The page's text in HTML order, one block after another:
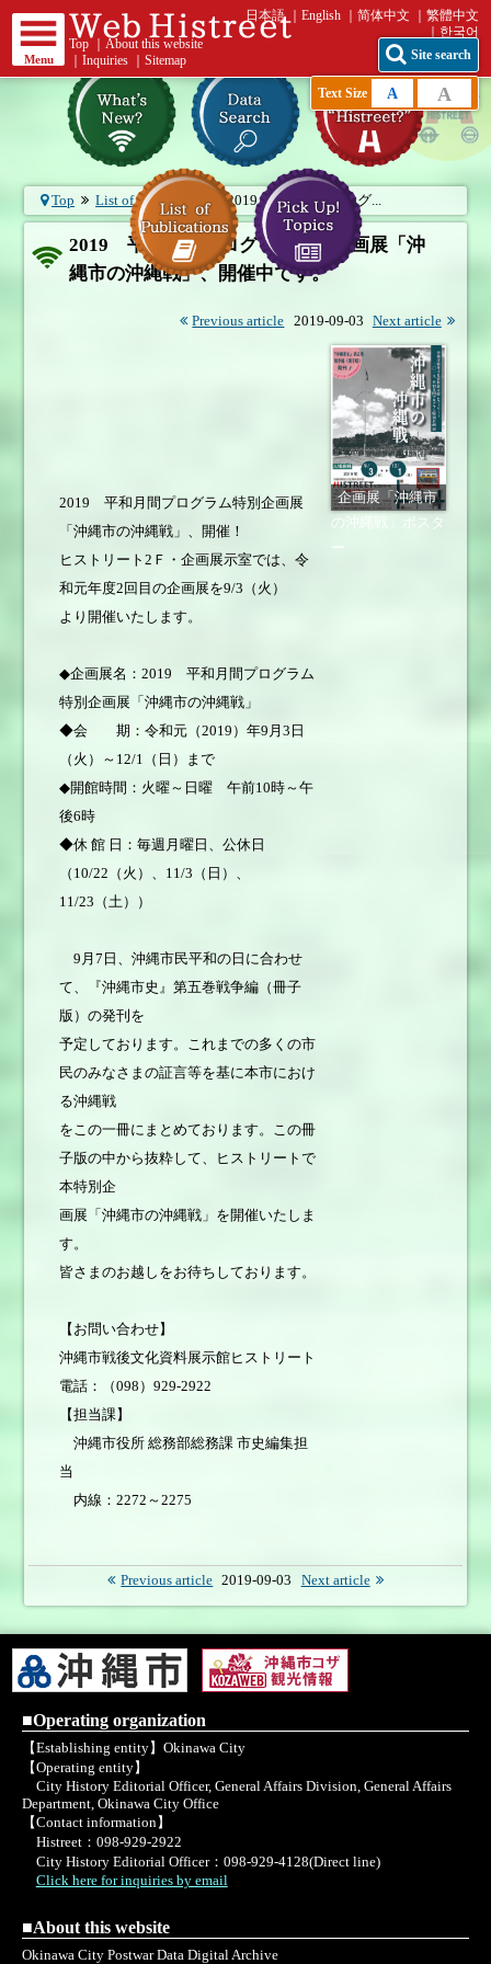
Menu
Top ｜About this website
｜Inquiries ｜Sitemap
日本語 English 简体中文
繁體中文
한국어
Site search
Text Size A A
Top List of What's New 2019 平和月間プログ...
2019 平和月間プログラム特別企画展「沖
縄市の沖縄戦」、開催中です。
Previous article 2019-09-03 Next article
企画展「沖縄市
の沖縄戦」ポスタ
2019 平和月間プログラム特別企画展
「沖縄市の沖縄戦」、開催！
ヒストリート2Ｆ・企画展示室では、令
和元年度2回目の企画展を9/3（火）
より開催いたします。
◆企画展名：2019 平和月間プログラム
特別企画展「沖縄市の沖縄戦」
◆会 期：令和元（2019）年9月3日
（火）～12/1（日）まで
◆開館時間：火曜～日曜 午前10時～午
後6時
◆休 館 日：毎週月曜日、公休日
（10/22（火）、11/3（日）、
11/23（土））
9月7日、沖縄市民平和の日に合わせ
て、『沖縄市史』第五巻戦争編（冊子
版）の発刊を
予定しております。これまでの多くの市
民のみなさまの証言等を基に本市におけ
る沖縄戦
をこの一冊にまとめております。この冊
子版の中から抜粋して、ヒストリートで
本特別企
画展「沖縄市の沖縄戦」を開催いたしま
す。
皆さまのお越しをお待ちしております。
【お問い合わせ】
沖縄市戦後文化資料展示館ヒストリート
電話：（098）929-2922
【担当課】
沖縄市役所 総務部総務課 市史編集担
当
内線：2272～2275
Previous article 2019-09-03 Next article
■Operating organization
【Establishing entity】Okinawa City
【Operating entity】
City History Editorial Officer, General Affairs Division, General Affairs
Department, Okinawa City Office
【Contact information】
Histreet：098-929-2922
City History Editorial Officer：098-929-4128(Direct line)
Click here for inquiries by email
■About this website
Okinawa City Postwar Data Digital Archive